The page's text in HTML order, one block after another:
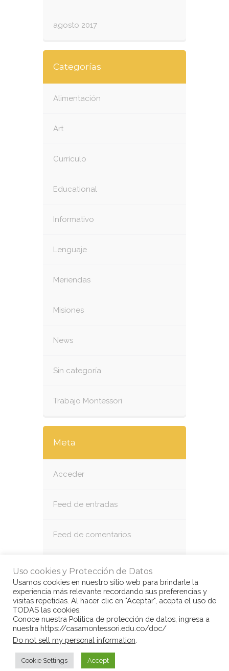
agosto 2017
Categorías
Alimentación
Art
Currículo
Educational
Informativo
Lenguaje
Meriendas
Misiones
News
Sin categoría
Trabajo Montessori
Meta
Acceder
Feed de entradas
Feed de comentarios
© Copyright Casa Montessori 2017
Uso cookies y Protección de Datos
Usamos cookies en nuestro sitio web para brindarle la
experiencia más relevante recordando sus preferencias y
visitas repetidas. Al hacer clic en "Aceptar", acepta el uso de
TODAS las cookies.
Conoce nuestra Politica de protección de datos, ingresa a
nuestra https://casamontessori.edu.co/doc/
Do not sell my personal information
Cookie Settings Accept